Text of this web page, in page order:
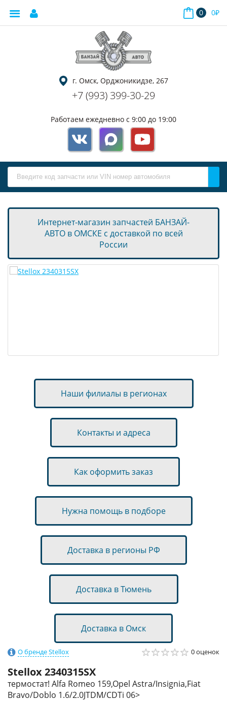
0 0₽
г. Омск, Орджоникидзе, 267
+7 (993) 399-30-29
Работаем ежедневно с 9:00 до 19:00
Интернет-магазин запчастей БАНЗАЙ-
АВТО в ОМСКЕ с доставкой по всей
России
Наши филиалы в регионах
Контакты и адреса
Как оформить заказ
Нужна помощь в подборе
Доставка в регионы РФ
Доставка в Тюмень
Доставка в Омск
О бренде Stellox 0 оценок
Stellox2340315SX
термостат! Alfa Romeo 159,Opel Astra/Insignia,Fiat
Bravo/Doblo 1.6/2.0JTDM/CDTi 06>